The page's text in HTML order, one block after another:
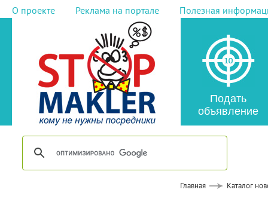
О проекте Реклама на портале Полезная
Подать
объявление
Главная Каталог